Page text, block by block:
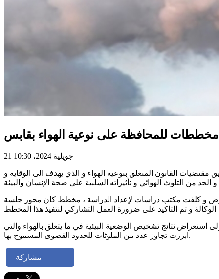
مخططات للمحافظة على نوعية الهواء بقابس
21 جويلية 2024، 10:30
القانون المتعلق بنوعية الهواء و الذي يهدف الى الوقاية و
و الحد من التلوث الهوائي و تأثيراته السلبية على صحة الإنسان والبيئة
الغرض و كلفت مكتب دراسات لإعداد الدراسة ، مخطط كان محور جلسة
المحيط ايمان قروي ان المخطط بولاية قابس متكون من 4 مراحل ، تم في مرحة اولى استعراض نتائج تشخيص الوضعية البيئية في ما يتعلق بالهواء والتي
ابرزت تجاوز عدد من الملوثات للحدود القصوى المسموح بها.
مشاركة